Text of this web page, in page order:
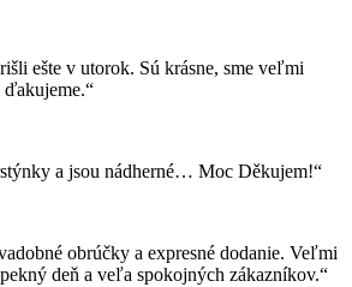
ešte v utorok. Sú krásne, sme veľmi
a jsou nádherné… Moc Děkujem!“
obrúčky a expresné dodanie. Veľmi
deň a veľa spokojných zákazníkov.“